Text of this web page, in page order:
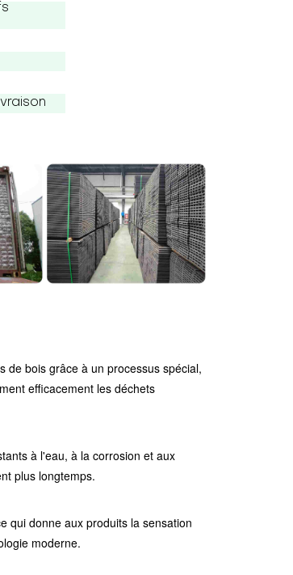
de bois grâce à un processus spécial,
efficacement les déchets
à l'eau, à la corrosion et aux
plus longtemps.
qui donne aux produits la sensation
moderne.